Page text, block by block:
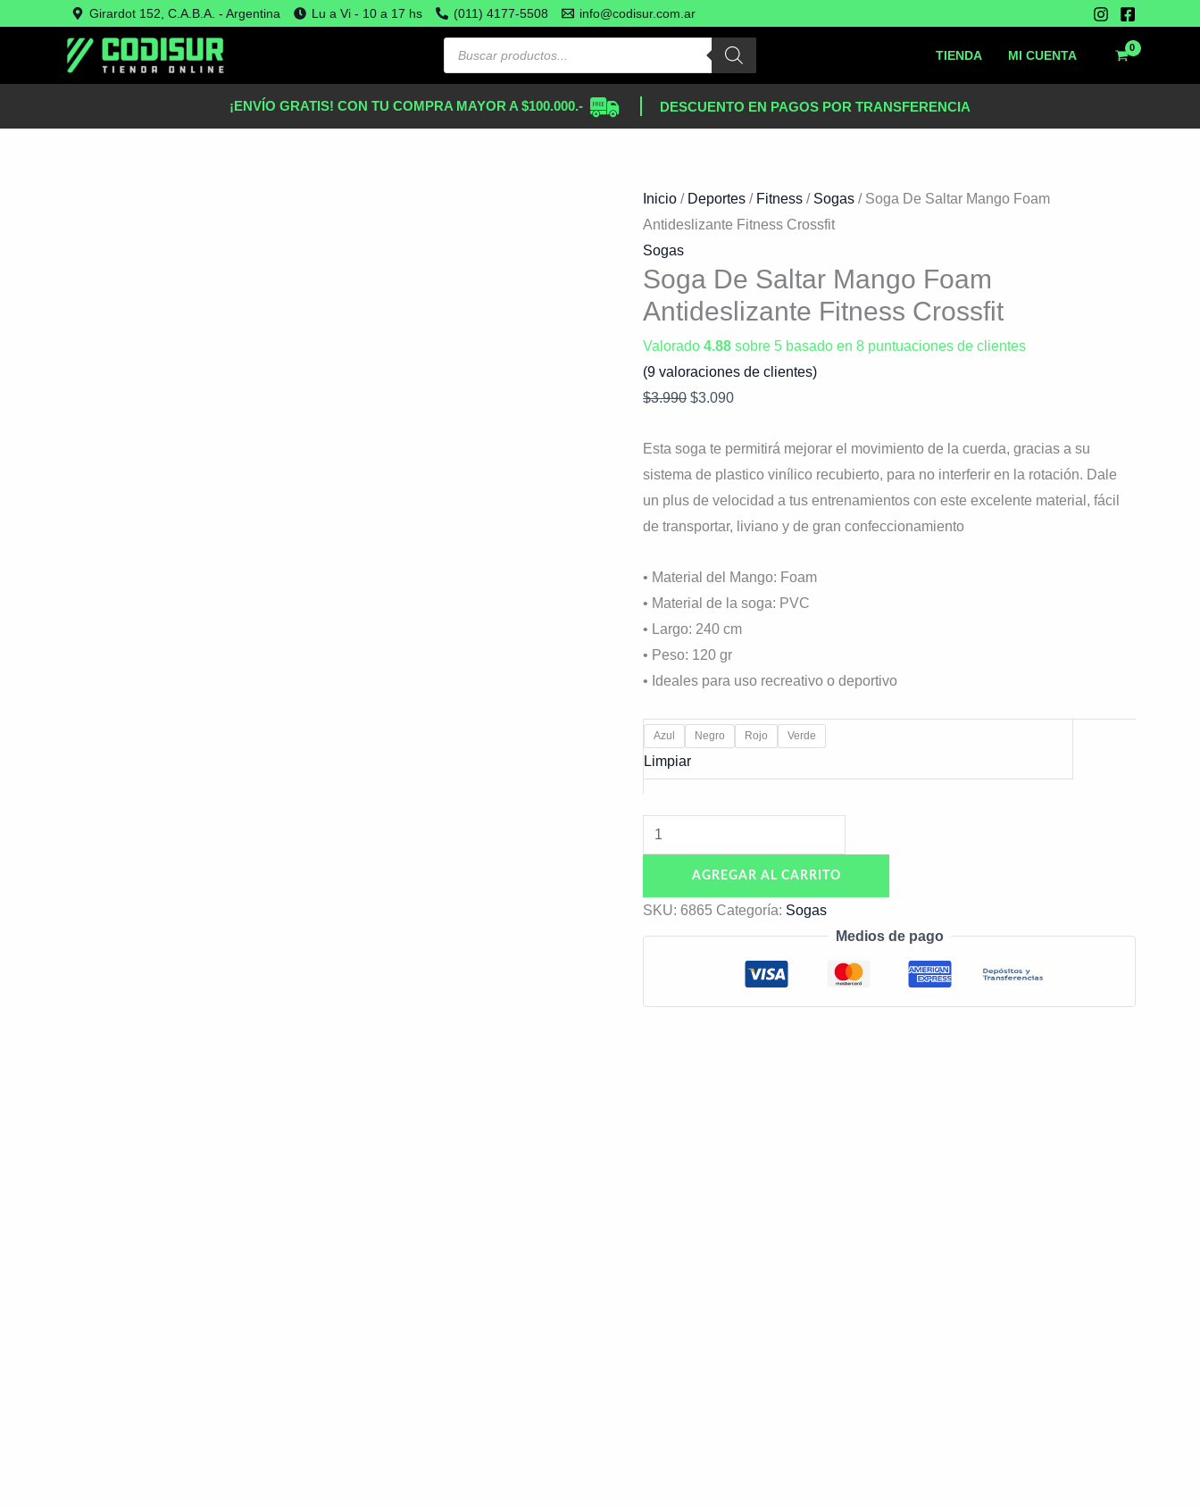
Girardot 152, C.A.B.A. - Argentina Lu a Vi - 10 a 17 hs (011) 4177-5508 info@codisur.com.ar
TIENDA MI CUENTA
¡ENVÍO GRATIS! CON TU COMPRA MAYOR A $100.000.- DESCUENTO EN PAGOS POR TRANSFERENCIA
Oferta!
Inicio / Deportes / Fitness / Sogas / Soga De Saltar Mango Foam
Antideslizante Fitness Crossfit
Sogas
Soga De Saltar Mango Foam
Antideslizante Fitness Crossfit
Valorado 4.88 sobre 5 basado en 8 puntuaciones de clientes
(9 valoraciones de clientes)
$3.990
El
precio
original
$3.990.
$3.090
precio
actual
$3.090.
Esta soga te permitirá mejorar el movimiento de la cuerda, gracias a su
sistema de plastico vinílico recubierto, para no interferir en la rotación. Dale
un plus de velocidad a tus entrenamientos con este excelente material, fácil
de transportar, liviano y de gran confeccionamiento
• Material del Mango: Foam
• Material de la soga: PVC
• Largo: 240 cm
• Peso: 120 gr
• Ideales para uso recreativo o deportivo
Azul Negro Rojo Verde
Limpiar
Soga
De
Foam
Crossfit
cantidad
AGREGAR AL CARRITO
SKU: 6865 Categoría: Sogas
Medios de pago